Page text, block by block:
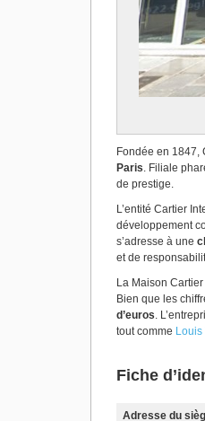
Fondée en 1847,
Paris . Filiale
de prestige.
L’entité Cartier
développement
s’adresse à une
et de
La Maison
Bien que les
d’euros .
tout comme Louis
Fiche
Adresse du